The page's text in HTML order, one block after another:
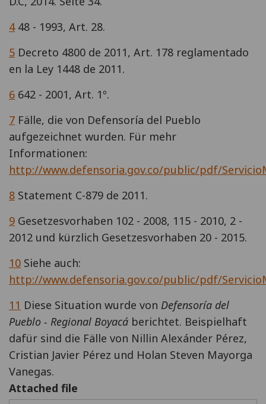
448 - 1993, Art. 28.
5 Decreto 4800 de 2011, Art. 178 reglamentado
en la Ley 1448 de 2011.
6 642 - 2001, Art. 1º.
7 Fälle, die von Defensoría del Pueblo
aufgezeichnet wurden. Für mehr
Informationen:
http://www.defensoria.gov.co/public/pdf/
8 Statement C-879 de 2011.
9 Gesetzesvorhaben 102 - 2008, 115 - 2010, 2 -
2012 und kürzlich Gesetzesvorhaben 20 - 2015.
10 Siehe auch:
http://www.defensoria.gov.co/public/pdf/
11 Diese Situation wurde von Defensoría del
Pueblo - Regional Boyacá berichtet. Beispielhaft
dafür sind die Fälle von Nillin Alexánder Pérez,
Cristian Javier Pérez und Holan Steven Mayorga
Vanegas.
Attached file